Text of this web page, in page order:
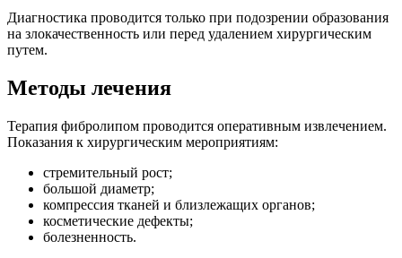
Диагностика проводится только при подозрении образования
на злокачественность или перед удалением хирургическим
путем.
Методы лечения
Терапия фибролипом проводится оперативным извлечением.
Показания к хирургическим мероприятиям:
стремительный рост;
большой диаметр;
компрессия тканей и близлежащих органов;
косметические дефекты;
болезненность.